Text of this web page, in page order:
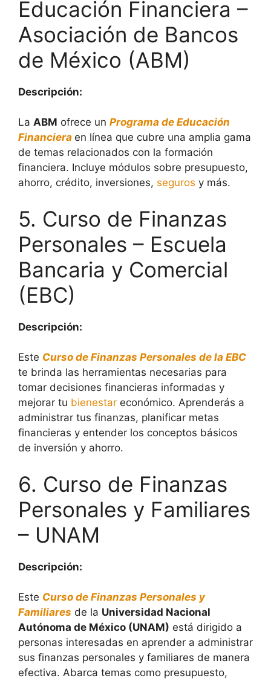
Educación Financiera –
Asociación de Bancos
de México (ABM)
Descripción:
La ABM ofrece un Programa de Educación
Financiera en línea que cubre una amplia gama
de temas relacionados con la formación
financiera. Incluye módulos sobre presupuesto,
ahorro, crédito, inversiones, seguros y más.
5. Curso de Finanzas
Personales – Escuela
Bancaria y Comercial
(EBC)
Descripción:
Este Curso de Finanzas Personales de la EBC
te brinda las herramientas necesarias para
tomar decisiones financieras informadas y
mejorar tu bienestar económico. Aprenderás a
administrar tus finanzas, planificar metas
financieras y entender los conceptos básicos
de inversión y ahorro.
6. Curso de Finanzas
Personales y Familiares
– UNAM
Descripción:
Este Curso de Finanzas Personales y
Familiares de la Universidad Nacional
Autónoma de México (UNAM) está dirigido a
personas interesadas en aprender a administrar
sus finanzas personales y familiares de manera
efectiva. Abarca temas como presupuesto,